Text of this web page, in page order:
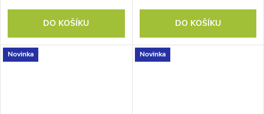
DO KOŠÍKU DO KOŠÍKU
Novinka Novinka